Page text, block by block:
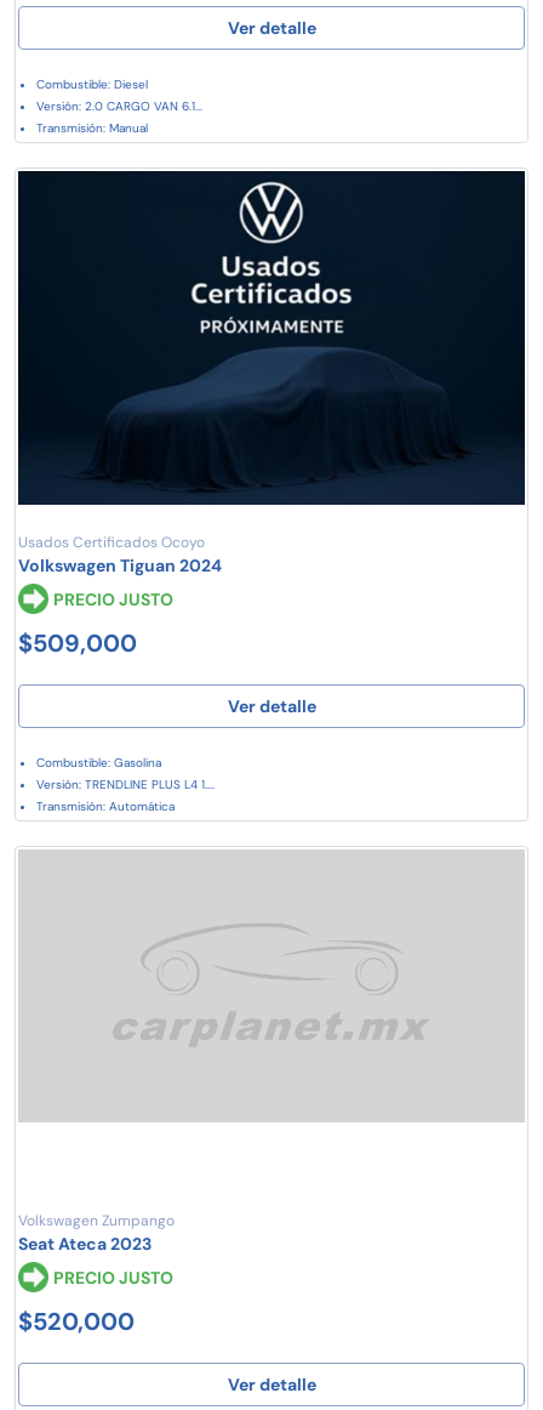
Ver detalle
Combustible: Diesel
Versión: 2.0 CARGO VAN 6.1...
Transmisión: Manual
Usados Certificados Ocoyo
Volkswagen Tiguan 2024
PRECIO JUSTO
$509,000
Ver detalle
Combustible: Gasolina
Versión: TRENDLINE PLUS L4 1....
Transmisión: Automática
Volkswagen Zumpango
Seat Ateca 2023
PRECIO JUSTO
$520,000
Ver detalle